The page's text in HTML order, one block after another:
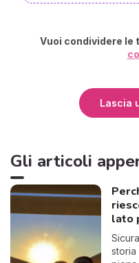
Vuoi condividere le
Lascia
Gli articoli
lato